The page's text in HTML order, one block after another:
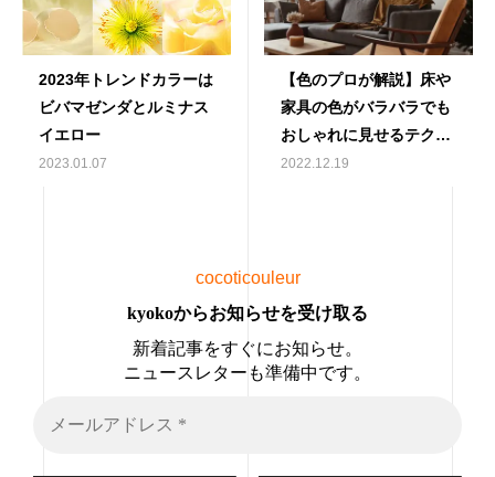
2023年トレンドカラーは
ビバマゼンダとルミナス
イエロー
2023.01.07
【色のプロが解説】床や
家具の色がバラバラでも
おしゃれに見せるテクニ
ック5選
2022.12.19
cocoticouleur
kyokoからお知らせを受け取る
新着記事をすぐにお知らせ。
ニュースレターも準備中です。